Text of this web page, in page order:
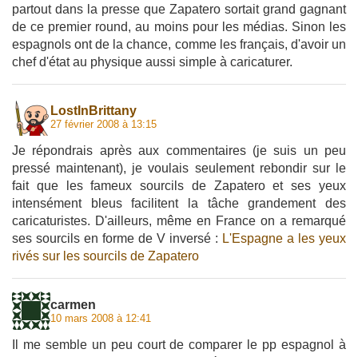
partout dans la presse que Zapatero sortait grand gagnant
de ce premier round, au moins pour les médias. Sinon les
espagnols ont de la chance, comme les français, d'avoir un
chef d'état au physique aussi simple à caricaturer.
LostInBrittany
27 février 2008 à 13:15
Je répondrais après aux commentaires (je suis un peu
pressé maintenant), je voulais seulement rebondir sur le
fait que les fameux sourcils de Zapatero et ses yeux
intensément bleus facilitent la tâche grandement des
caricaturistes. D'ailleurs, même en France on a remarqué
ses sourcils en forme de V inversé : L'Espagne a les yeux
rivés sur les sourcils de Zapatero
carmen
10 mars 2008 à 12:41
Il me semble un peu court de comparer le pp espagnol à